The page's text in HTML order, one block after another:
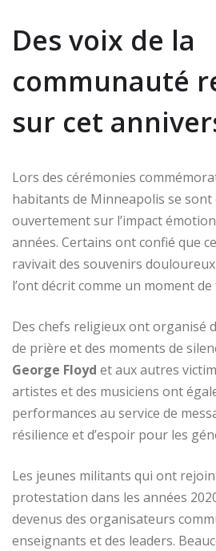
Des voix de la
communauté
sur cet
Lors des cérémonies
habitants de Minneapolis se sont
ouvertement sur l’impact
années. Certains ont confié que
ravivait des souvenirs
l’ont décrit comme un moment de
Des chefs religieux ont organisé
de prière et des moments de
George Floyd et aux autres
artistes et des musiciens ont
performances au service de
résilience et d’espoir pour les
Les jeunes militants qui ont
protestation dans les années
devenus des organisateurs
enseignants et des leaders.